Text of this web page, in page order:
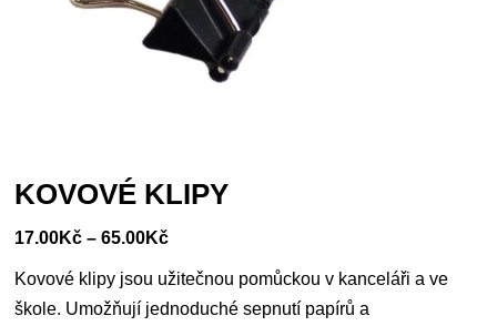
KOVOVÉ KLIPY
17.00Kč – 65.00Kč
Kovové klipy jsou užitečnou pomůckou v kanceláři a ve
škole. Umožňují jednoduché sepnutí papírů a